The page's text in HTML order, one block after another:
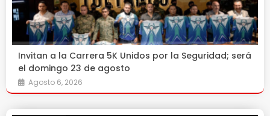
Invitan a la Carrera 5K Unidos por la Seguridad; será
el domingo 23 de agosto
Agosto 6, 2026